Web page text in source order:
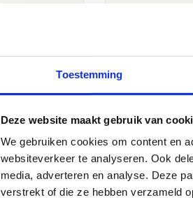
Toestemming
Deze website maakt gebruik van
We gebruiken cookies om content en
websiteverkeer te analyseren. Ook
media, adverteren en analyse. Deze
verstrekt of die ze hebben verzameld